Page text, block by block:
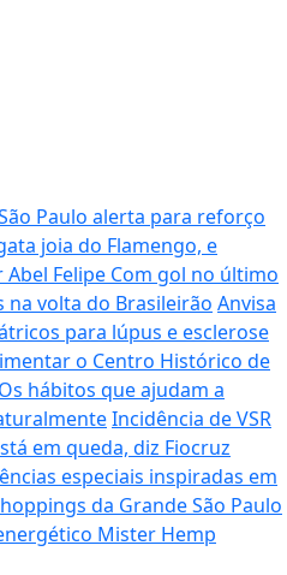
Paulo alerta para reforço
joia do Flamengo, e
Felipe Com gol no último
na volta do Brasileirão Anvisa
para lúpus e esclerose
o Centro Histórico de
Os hábitos que ajudam a
Incidência de VSR
em queda, diz Fiocruz
especiais inspiradas em
da Grande São Paulo
Mister Hemp